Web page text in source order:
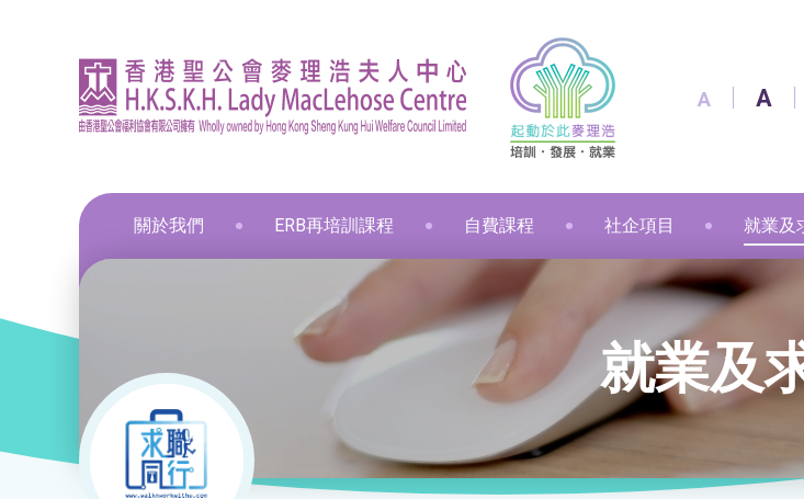
A A
關於我們
葵涌區 – 工商業社會服務部
葵涌邨旭葵樓 - 葵涌社區服務中心
青衣區 – 青衣綜合服務中心
荃灣區 – 梨木樹綜合服務中心
ERB再培訓課程
資訊及通訊科技 金融財務
中醫保健
美容 美髮
酒店
印刷及出版 個人素養
職業語文 健康護理
旅遊
技能提升課程
飲食 美容
中醫保健 健康護理
物業管理及保安 社會服務
商業
少數族裔人士課程
飲食 職業語文
通用技能 職業語文
飲食 商業
自費課程
髮型改造 動物保健
手語課程
急救課程
化妝 美容
布藝製作 車縫
保鮮花手作 押花手作
新春注連繩
和諧粉彩 蠟燭
星際漫遊 小廚神學堂
和諧粉彩畫(兒童) Sweet
社企項目
寵愛軒
麥理浩餐廳
融藝工房
融藝坊
就業及
就業及
最新資
求職錦
僱主
就業及